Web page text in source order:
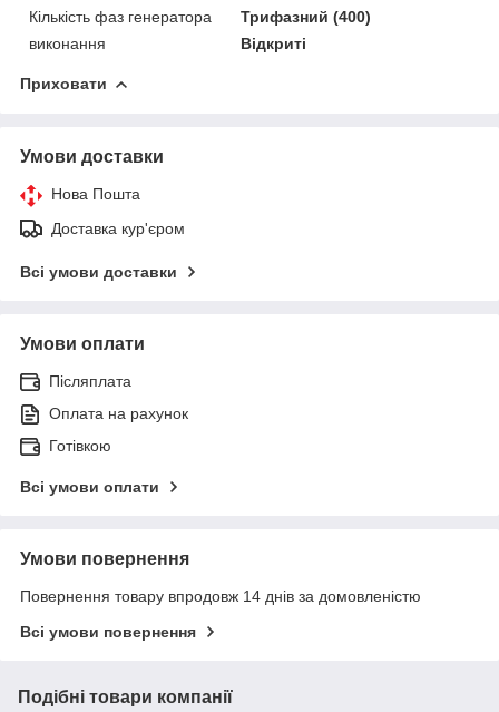
Кількість фаз генератора
Трифазний (400)
виконання
Відкриті
Приховати
Умови доставки
Нова Пошта
Доставка кур'єром
Всі умови доставки
Умови оплати
Післяплата
Оплата на рахунок
Готівкою
Всі умови оплати
Умови повернення
Повернення товару впродовж 14 днів за домовленістю
Всі умови повернення
Подібні товари компанії